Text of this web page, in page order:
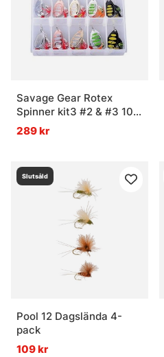
Vad är en wobbler?
Savage Gear Rotex
Spinner kit3 #2 & #3 10-
pack
289 kr
Slutsåld
Pool 12 Dagslända 4-
pack
109 kr